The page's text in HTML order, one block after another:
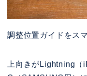
調整位置ガイドをス
上向きがLightning